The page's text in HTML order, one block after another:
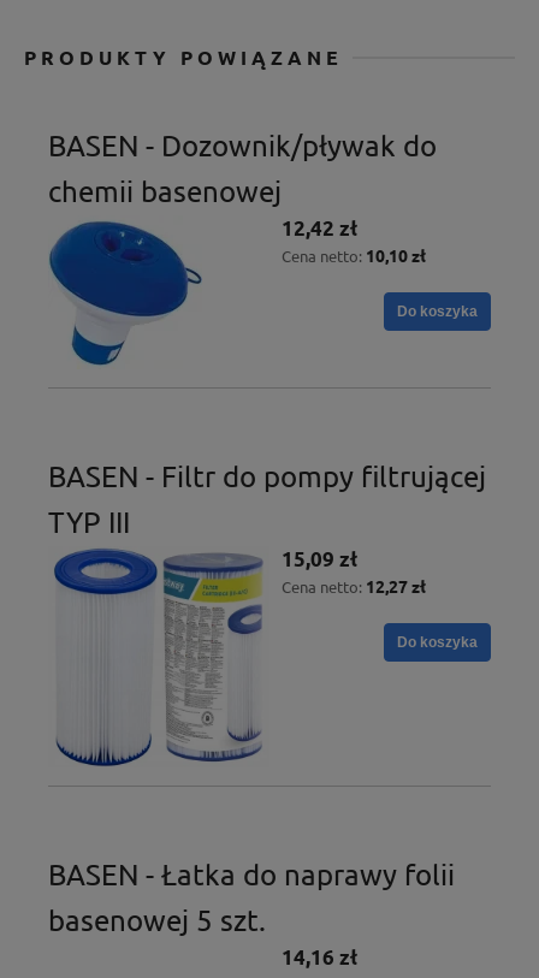
PRODUKTY POWIĄZANE
BASEN - Dozownik/pływak do
chemii basenowej
12,42 zł
Cena netto: 10,10 zł
Do koszyka
BASEN - Filtr do pompy filtrującej
TYP III
15,09 zł
Cena netto: 12,27 zł
Do koszyka
BASEN - Łatka do naprawy folii
basenowej 5 szt.
14,16 zł